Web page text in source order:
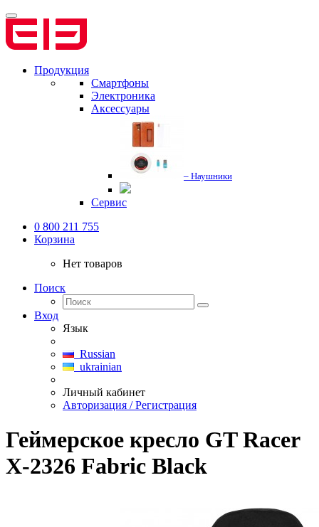
Продукция
Смартфоны
Электроника
Аксессуары
– Наушники
Сервис
0 800 211 755
Корзина
Нет товаров
Поиск
Вход
Язык
Russian
ukrainian
Личный кабинет
Авторизация / Регистрация
Геймерское кресло GT Racer
X-2326 Fabric Black